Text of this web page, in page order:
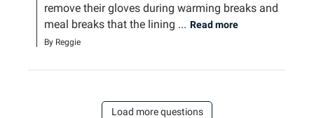
remove their gloves during warming breaks and
meal breaks that the lining ... Read more
By Reggie
Load more questions